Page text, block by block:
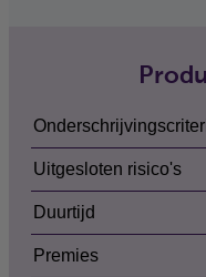
Uitgesloten risico's
Duurtijd
Premies